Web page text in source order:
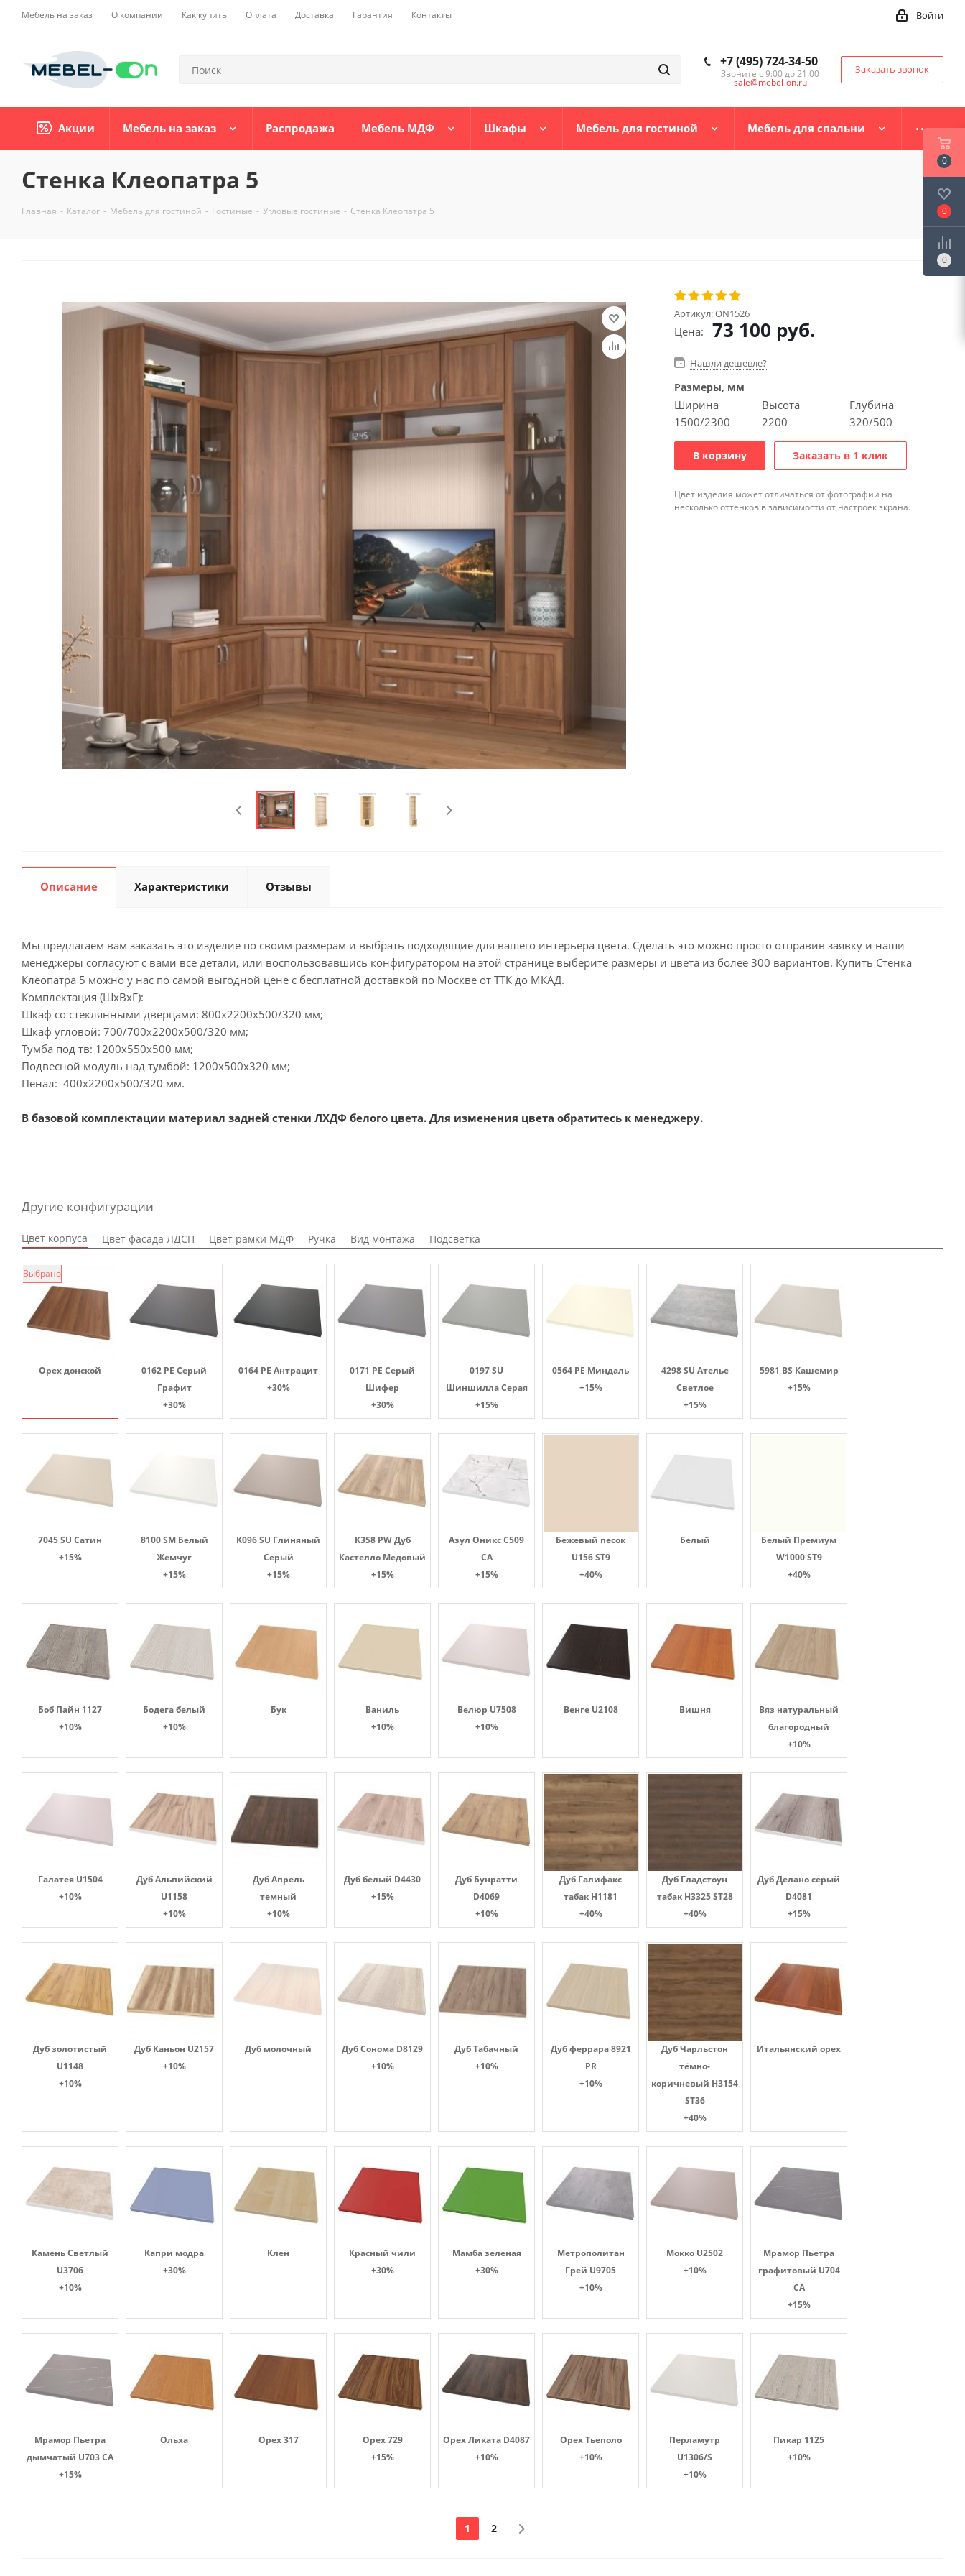
Мебель на заказ О компании Как купить Оплата Доставка Гарантия Контакты Войти
+7 (495) 724-34-50
Звоните с 9:00 до 21:00
sale@mebel-on.ru
Заказать звонок
Акции Мебель на заказ Распродажа Мебель МДФ Шкафы Мебель для гостиной Мебель для спальни
Стенка Клеопатра 5
Главная - Каталог - Мебель для гостиной - Гостиные - Угловые гостиные - Стенка Клеопатра 5
Артикул:ON1526
Цена: 73 100 руб.
Нашли дешевле?
Размеры, мм
Ширина
1500/2300
Высота
2200
Глубина
320/500
В корзину Заказать в 1 клик
Цвет изделия может отличаться от фотографии на
несколько оттенков в зависимости от настроек экрана.
Описание Характеристики Отзывы
Мы предлагаем вам заказать это изделие по своим размерам и выбрать подходящие для вашего интерьера цвета. Сделать это можно просто отправив заявку и наши
менеджеры согласуют с вами все детали, или воспользовавшись конфигуратором на этой странице выберите размеры и цвета из более 300 вариантов. Купить Стенка
Клеопатра 5 можно у нас по самой выгодной цене с бесплатной доставкой по Москве от ТТК до МКАД.
Комплектация (ШхВхГ):
Шкаф со стеклянными дверцами: 800x2200x500/320 мм;
Шкаф угловой: 700/700x2200x500/320 мм;
Тумба под тв: 1200х550х500 мм;
Подвесной модуль над тумбой: 1200х500х320 мм;
Пенал: 400x2200x500/320 мм.
В базовой комплектации материал задней стенки ЛХДФ белого цвета. Для изменения цвета обратитесь к менеджеру.
Другие конфигурации
Цвет корпуса Цвет фасада ЛДСП Цвет рамки МДФ Ручка Вид монтажа Подсветка
Орех донской
Выбрано
0162 PE Серый
Графит
+30%
0164 PE Антрацит
+30%
0171 PE Серый
Шифер
+30%
0197 SU
Шиншилла Серая
+15%
0564 PE Миндаль
+15%
4298 SU Ателье
Светлое
+15%
5981 BS Кашемир
+15%
7045 SU Сатин
+15%
8100 SM Белый
Жемчуг
+15%
K096 SU Глиняный
Серый
+15%
K358 PW Дуб
Кастелло Медовый
+15%
Азул Оникс С509
СА
+15%
Бежевый песок
U156 ST9
+40%
Белый
Белый Премиум
W1000 ST9
+40%
Боб Пайн 1127
+10%
Бодега белый
+10%
Бук
Ваниль
+10%
Велюр U7508
+10%
Венге U2108 Вишня
Вяз натуральный
благородный
+10%
Галатея U1504
+10%
Дуб Альпийский
U1158
+10%
Дуб Апрель
темный
+10%
Дуб белый D4430
+15%
Дуб Бунратти
D4069
+10%
Дуб Галифакс
табак Н1181
+40%
Дуб Гладстоун
табак H3325 ST28
+40%
Дуб Делано серый
D4081
+15%
Дуб золотистый
U1148
+10%
Дуб Каньон U2157
+10%
Дуб молочный
Дуб Сонома D8129
+10%
Дуб Табачный
+10%
Дуб феррара 8921
PR
+10%
Дуб Чарльстон
тёмно-
коричневый H3154
ST36
+40%
Итальянский орех
Камень Светлый
U3706
+10%
Капри модра
+30%
Клен
Красный чили
+30%
Мамба зеленая
+30%
Метрополитан
Грей U9705
+10%
Мокко U2502
+10%
Мрамор Пьетра
графитовый U704
CA
+15%
Мрамор Пьетра
дымчатый U703 CA
+15%
Ольха Орех 317
Орех 729
+15%
Орех Ликата D4087
+10%
Орех Тьеполо
+10%
Перламутр
U1306/S
+10%
Пикар 1125
+10%
1 2
0
0
0